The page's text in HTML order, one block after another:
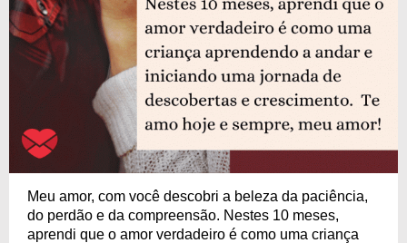
Meu amor, com você descobri a beleza da paciência,
do perdão e da compreensão. Nestes 10 meses,
aprendi que o amor verdadeiro é como uma criança